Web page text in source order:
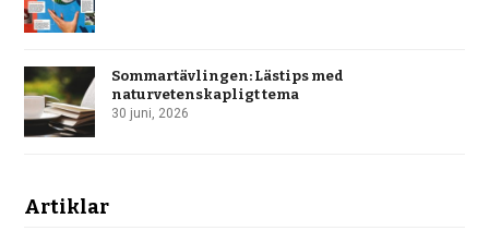
Sommartävlingen: Lästips med
naturvetenskapligt tema
30 juni, 2026
Artiklar